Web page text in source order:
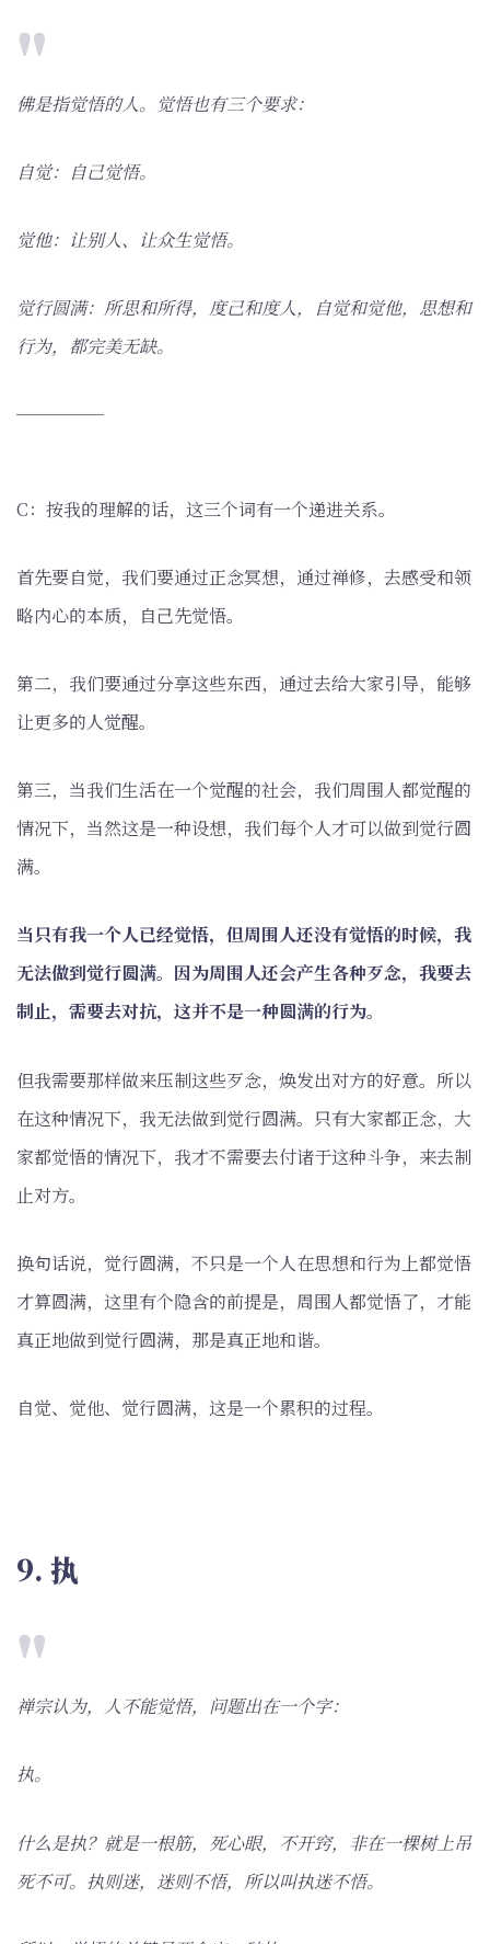
佛是指觉悟的人。觉悟也有三个要求：
自觉：自己觉悟。
觉他：让别人、让众生觉悟。
觉行圆满：所思和所得，度己和度人，自觉和觉他，思想和
行为，都完美无缺。
─────
C：按我的理解的话，这三个词有一个递进关系。
首先要自觉，我们要通过正念冥想，通过禅修，去感受和领
略内心的本质，自己先觉悟。
第二，我们要通过分享这些东西，通过去给大家引导，能够
让更多的人觉醒。
第三，当我们生活在一个觉醒的社会，我们周围人都觉醒的
情况下，当然这是一种设想，我们每个人才可以做到觉行圆
满。
当只有我一个人已经觉悟，但周围人还没有觉悟的时候，我
无法做到觉行圆满。因为周围人还会产生各种歹念，我要去
制止，需要去对抗，这并不是一种圆满的行为。
但我需要那样做来压制这些歹念，焕发出对方的好意。所以
在这种情况下，我无法做到觉行圆满。只有大家都正念，大
家都觉悟的情况下，我才不需要去付诸于这种斗争，来去制
止对方。
换句话说，觉行圆满，不只是一个人在思想和行为上都觉悟
才算圆满，这里有个隐含的前提是，周围人都觉悟了，才能
真正地做到觉行圆满，那是真正地和谐。
自觉、觉他、觉行圆满，这是一个累积的过程。
9. 执
禅宗认为，人不能觉悟，问题出在一个字：
执。
什么是执？就是一根筋，死心眼，不开窍，非在一棵树上吊
死不可。执则迷，迷则不悟，所以叫执迷不悟。